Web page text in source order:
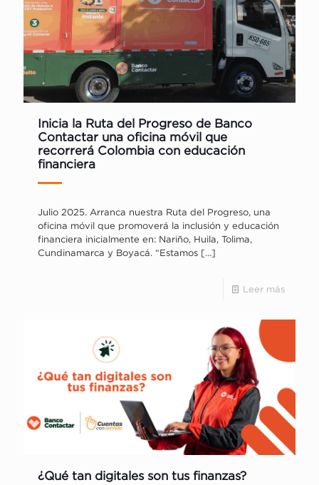
Inicia la Ruta del Progreso de Banco
Contactar una oficina móvil que
recorrerá Colombia con educación
financiera
Julio 2025. Arranca nuestra Ruta del Progreso, una
oficina móvil que promoverá la inclusión y educación
financiera inicialmente en: Nariño, Huila, Tolima,
Cundinamarca y Boyacá. “Estamos […]
Leer más
¿Qué tan digitales son tus finanzas?